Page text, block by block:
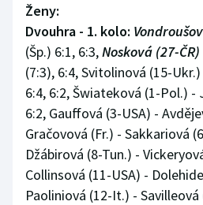
Ženy:
Dvouhra - 1. kolo:
(Šp.) 6:1, 6:3,Nosková (27-ČR)
(7:3), 6:4, Svitolinová (15-Ukr.)
6:4, 6:2, Šwiateková (1-Pol.) -
6:2, Gauffová (3-USA) -
Gračovová (Fr.) - Sakkariová
Džábirová (8-Tun.) -
Collinsová (11-USA) -
Paoliniová (12-It.) - Savilleová